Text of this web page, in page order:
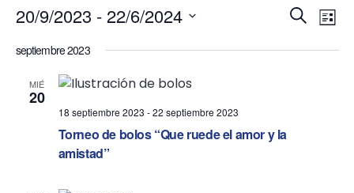
E
v
t
Search
E
v
List
20/9/2023 - 22/6/2024
date.
septiembre 2023
MIÉ
20
18 septiembre 2023 -22 septiembre 2023
Torneo de bolos “Que ruede el amor y la
amistad”